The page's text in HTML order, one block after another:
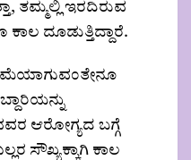
ತಮ್ಮಲ್ಲಿ ಇರದಿರುವ
ದೂಡುತ್ತಿದ್ದಾರೆ.
ಆರೋಗ್ಯದ ಬಗ್ಗೆ
ಸೌಖ್ಯಕ್ಕಾಗಿ ಕಾಲ